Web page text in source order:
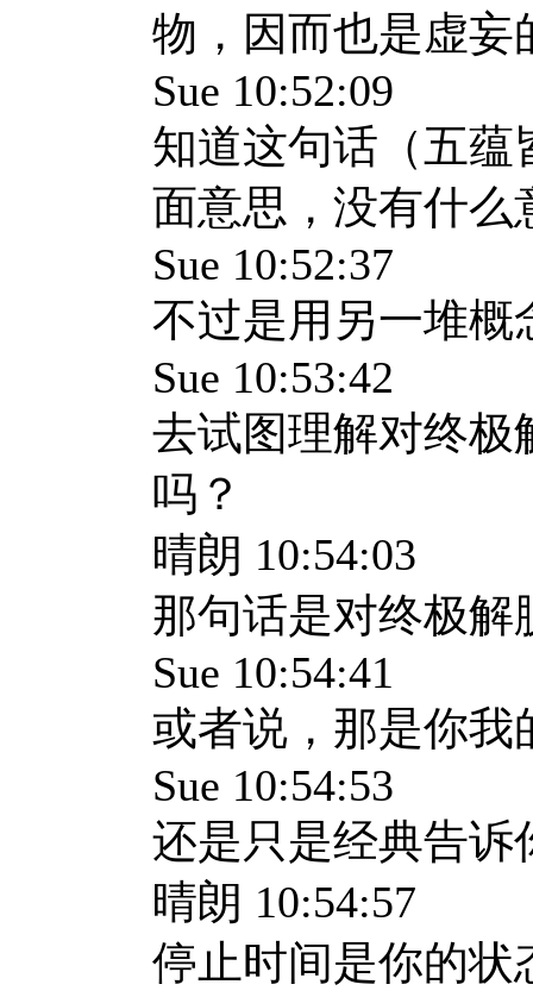
物，因而也是虚妄
Sue 10:52:09
知道这句话（五蕴
面意思，没有什么
Sue 10:52:37
不过是用另一堆概
Sue 10:53:42
去试图理解对终极
吗？
晴朗 10:54:03
那句话是对终极解
Sue 10:54:41
或者说，那是你我
Sue 10:54:53
还是只是经典告诉
晴朗 10:54:57
停止时间是你的状